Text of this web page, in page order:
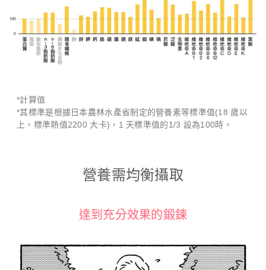
*計算值
*其標準是根據日本農林水產省制定的營養素等標準值(18 歲以
上，標準熱值2200 大卡)，1 天標準值的1/3 設為100時。
營養需均衡攝取
達到充分效果的鍛鍊